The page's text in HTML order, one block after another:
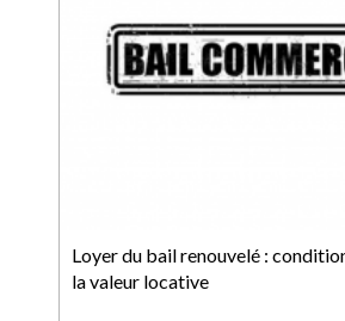
Loyer du bail renouvelé :
la valeur locative